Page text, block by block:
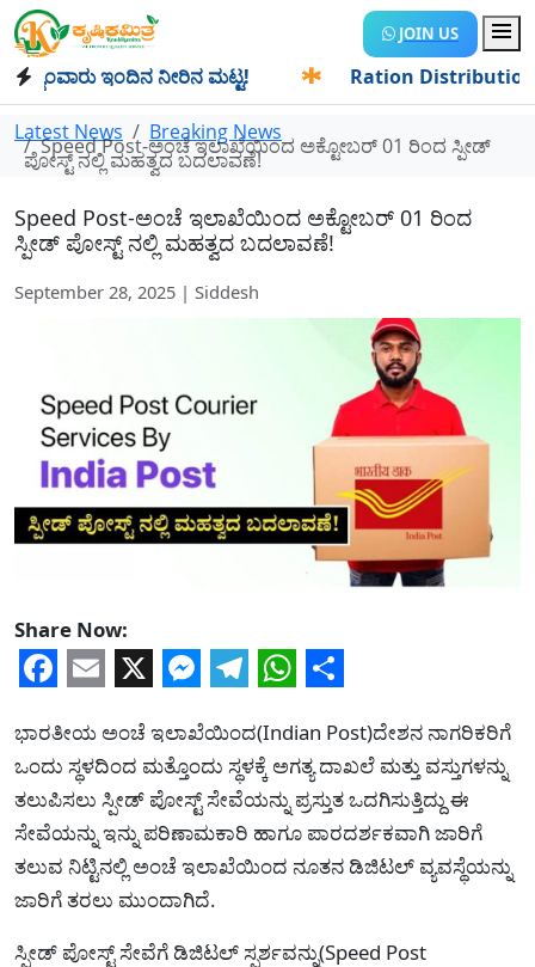
JOIN US
ಇಂದಿನ ನೀರಿನ ಮಟ್ಟ! Ration Distribution-
Latest News Breaking News
Speed Post-ಅಂಚೆ ಇಲಾಖೆಯಿಂದ ಅಕ್ಟೋಬರ್ 01 ರಿಂದ ಸ್ಪೀಡ್
ಪೋಸ್ಟ್ ನಲ್ಲಿ ಮಹತ್ವದ ಬದಲಾವಣೆ!
Speed Post-ಅಂಚೆ ಇಲಾಖೆಯಿಂದ ಅಕ್ಟೋಬರ್ 01 ರಿಂದ
ಸ್ಪೀಡ್ ಪೋಸ್ಟ್ ನಲ್ಲಿ ಮಹತ್ವದ ಬದಲಾವಣೆ!
September 28, 2025 | Siddesh
Share Now:
Facebook
Email
X Messenger
Telegram
WhatsApp
Share
ಭಾರತೀಯ ಅಂಚೆ ಇಲಾಖೆಯಿಂದ(Indian Post)ದೇಶನ ನಾಗರಿಕರಿಗೆ
ಒಂದು ಸ್ಥಳದಿಂದ ಮತ್ತೊಂದು ಸ್ಥಳಕ್ಕೆ ಅಗತ್ಯ ದಾಖಲೆ ಮತ್ತು ವಸ್ತುಗಳನ್ನು
ತಲುಪಿಸಲು ಸ್ಪೀಡ್ ಪೋಸ್ಟ್ ಸೇವೆಯನ್ನು ಪ್ರಸ್ತುತ ಒದಗಿಸುತ್ತಿದ್ದು ಈ
ಸೇವೆಯನ್ನು ಇನ್ನು ಪರಿಣಾಮಕಾರಿ ಹಾಗೂ ಪಾರದರ್ಶಕವಾಗಿ ಜಾರಿಗೆ
ತಲುವ ನಿಟ್ಟಿನಲ್ಲಿ ಅಂಚೆ ಇಲಾಖೆಯಿಂದ ನೂತನ ಡಿಜಿಟಲ್ ವ್ಯವಸ್ಥೆಯನ್ನು
ಜಾರಿಗೆ ತರಲು ಮುಂದಾಗಿದೆ.
ಸ್ಪೀಡ್ ಪೋಸ್ಟ್ ಸೇವೆಗೆ ಡಿಜಿಟಲ್ ಸ್ಪರ್ಶವನ್ನು(Speed Post